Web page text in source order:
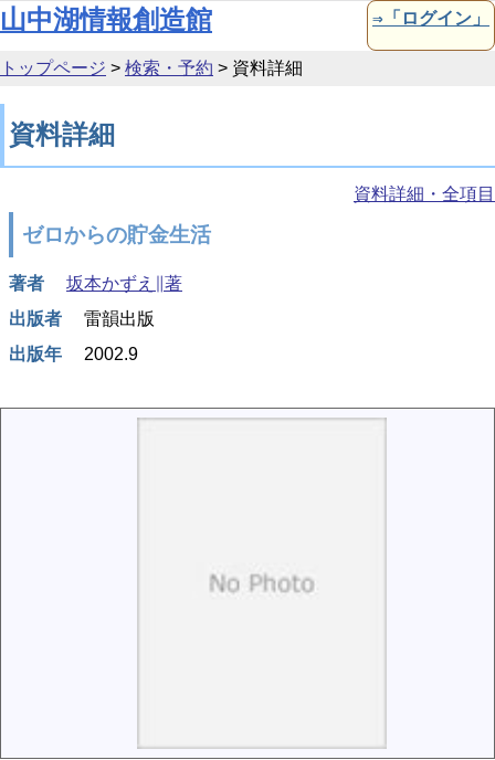
本文へ移動
山中湖情報創造館 ⇒「ログイン」
トップページ > 検索・予約 > 資料詳細
資料詳細
資料詳細・全項目
ゼロからの貯金生活
著者
坂本かずえ∥著
出版者
雷韻出版
出版年
2002.9